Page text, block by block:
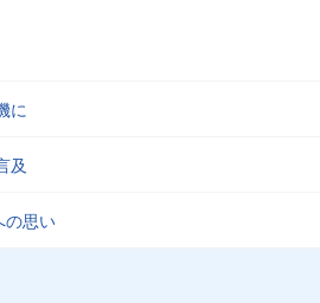
に
及
思い